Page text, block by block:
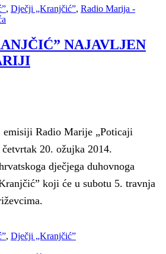
, Dječji „Kranjčić”, Radio Marija -
NAJAVLJEN
emisiji Radio Marije „Poticaji
20. ožujka 2014.
dječjega duhovnoga
koji će u subotu 5. travnja
, Dječji „Kranjčić”